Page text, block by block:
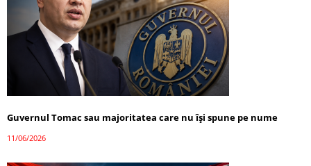
Guvernul Tomac sau majoritatea care nu își spune pe nume
11/06/2026